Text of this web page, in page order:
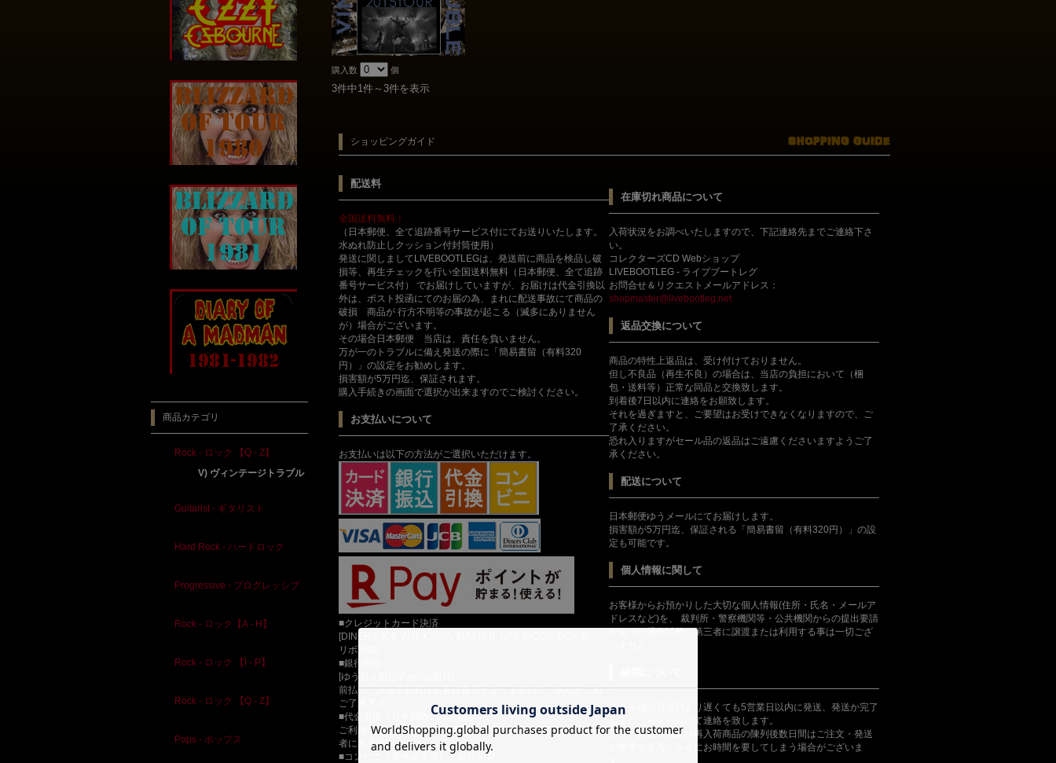
購入数 個
3件中1件～3件を表示
ショッピングガイド
配送料
全国送料無料！
（日本郵便、全て追跡番号サービス付にてお送りいたします。
水ぬれ防止しクッション付封筒使用）
発送に関しましてLIVEBOOTLEGは、発送前に商品を検品し破
損等、再生チェックを行い全国送料無料（日本郵便、全て追跡
番号サービス付） でお届けしていますが、お届けは代金引換以
外は、ポスト投函にてのお届の為、まれに配送事故にて商品の
破損 商品が 行方不明等の事故が起こる（滅多にありません
が）場合がございます。
その場合日本郵便 当店は、責任を負いません。
万が一のトラブルに備え発送の際に「簡易書留（有料320
円）」の設定をお勧めします。
損害額が5万円迄、保証されます。
購入手続きの画面で選択が出来ますのでご検討ください。
お支払いについて
お支払いは以下の方法がご選択いただけます。
■クレジットカード決済
[DINERS,JCB, AMEX,VISA, MASTER, UFJ, NICOS, DC分割
リボ可能]
■銀行振込
[ゆうちょ銀行/PayPay銀行]
前払い、入金手数料はお客様負担となりますので、あらかじめ
ご了承下さい。
■代金引換（日本郵政のみ対応）
ご利用の際は、手数料として別途470円と商品代金を配達担当
者にお支払いください。
■コンビニ（番号端末式）・銀行ATM
在庫切れ商品について
入荷状況をお調べいたしますので、下記連絡先までご連絡下さ
い。
コレクターズCD Webショップ
LIVEBOOTLEG - ライブブートレグ
お問合せ＆リクエストメールアドレス：
shopmaster@livebootleg.net
返品交換について
商品の特性上返品は、受け付けておりません。
但し不良品（再生不良）の場合は、当店の負担において（梱
包・送料等）正常な同品と交換致します。
到着後7日以内に連絡をお願致します。
それを過ぎますと、ご要望はお受けできなくなりますので、ご
了承ください。
恐れ入りますがセール品の返品はご遠慮くださいますようご了
承ください。
配送について
日本郵便ゆうメールにてお届けします。
損害額が5万円迄、保証される「簡易書留（有料320円）」の設
定も可能です。
個人情報に関して
お客様からお預かりした大切な個人情報(住所・氏名・メールア
ドレスなど)を、 裁判所・警察機関等・公共機関からの提出要請
があった場合以外、第三者に譲渡または利用する事は一切ござ
ご入金確認日翌日より遅くても5営業日以内に発送、発送か完了
しましたらメールにて連絡を致します。
但し、新規商品及び再入荷商品の陳列後数日間はご注文・発送
が集中する為、さらにお時間を要してしまう場合がございま
商品カテゴリ
Rock - ロック 【Q - Z】
V) ヴィンテージトラブル
Guitarist - ギタリスト
Hard Rock - ハードロック
Progressive - プログレッシブ
Rock - ロック【A - H】
Rock - ロック 【I - P】
Rock - ロック 【Q - Z】
Pops - ポップス